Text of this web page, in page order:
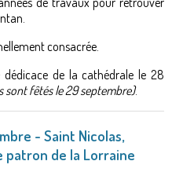
consacrée.
de la cathédrale le 28
sont fêtés le 29 septembre).
- Saint Nicolas,
patron de la Lorraine